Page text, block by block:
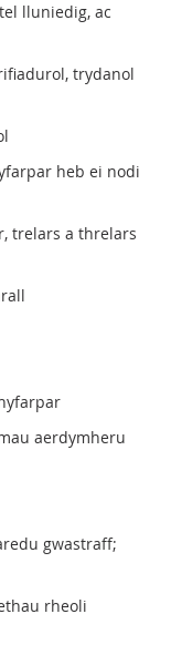
lluniedig, ac
trydanol
heb ei nodi
trelars a threlars
aerdymheru
gwastraff;
rheoli